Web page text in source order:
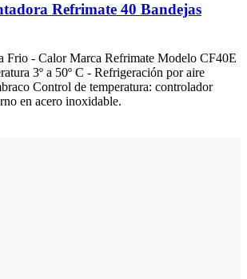
Refrimate 40 Bandejas
Frio - Calor Marca Refrimate Modelo CF40E
3º a 50º C - Refrigeración por aire
Control de temperatura: controlador
en acero inoxidable.